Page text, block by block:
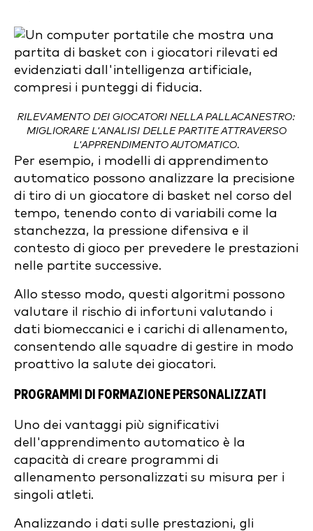
RILEVAMENTO DEI GIOCATORI NELLA PALLACANESTRO:
MIGLIORARE L'ANALISI DELLE PARTITE ATTRAVERSO
L'APPRENDIMENTO AUTOMATICO.
Per esempio, i modelli di apprendimento
automatico possono analizzare la precisione
di tiro di un giocatore di basket nel corso del
tempo, tenendo conto di variabili come la
stanchezza, la pressione difensiva e il
contesto di gioco per prevedere le prestazioni
nelle partite successive.
Allo stesso modo, questi algoritmi possono
valutare il rischio di infortuni valutando i
dati biomeccanici e i carichi di allenamento,
consentendo alle squadre di gestire in modo
proattivo la salute dei giocatori.
PROGRAMMI DI FORMAZIONE PERSONALIZZATI
Uno dei vantaggi più significativi
dell'apprendimento automatico è la
capacità di creare programmi di
allenamento personalizzati su misura per i
singoli atleti.
Analizzando i dati sulle prestazioni, gli